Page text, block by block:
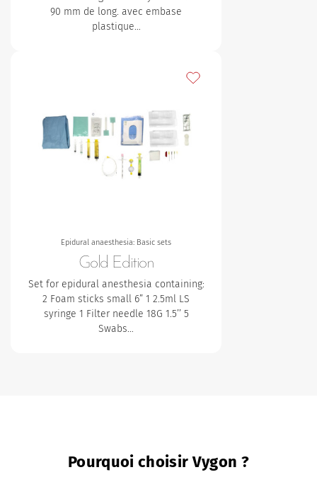
90 mm de long. avec embase
plastique…
Epidural anaesthesia: Basic sets
Gold Edition
Set for epidural anesthesia containing:
2 Foam sticks small 6” 1 2.5ml LS
syringe 1 Filter needle 18G 1.5’’5
Swabs…
Ajouter à mes favoris
Pourquoi choisir Vygon ?